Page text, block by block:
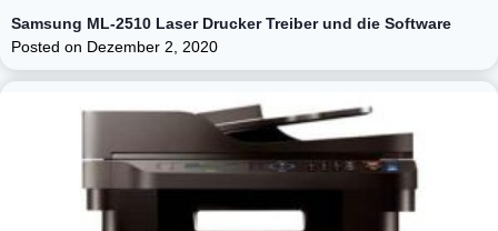
Samsung ML-2510 Laser Drucker Treiber und die Software
Posted on Dezember 2, 2020